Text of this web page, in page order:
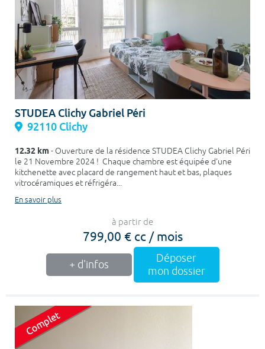
STUDEA Clichy Gabriel Péri
92110 Clichy
12.32 km- Ouverture de la résidence STUDEA Clichy Gabriel Péri
le 21 Novembre 2024 ! Chaque chambre est équipée d'une
kitchenette avec placard de rangement haut et bas, plaques
vitrocéramiques et réfrigéra...
En savoir plus
à partir de
799,00 € cc / mois
+ d'infos
Déposer
mon dossier